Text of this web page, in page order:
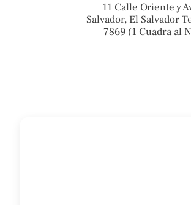
11 Calle Oriente y
Salvador, El Salvador
7869 (1 Cuadra al